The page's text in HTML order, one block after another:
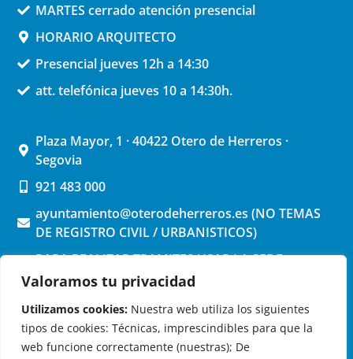
Valoramos tu privacidad
Utilizamos cookies: Nuestra web utiliza los siguientes
tipos de cookies: Técnicas, imprescindibles para que la
web funcione correctamente (nuestras); De
MARTES cerrado atención presencial
HORARIO ARQUITECTO
Presencial jueves 12h a 14:30
att. telefónica jueves 10 a 14:30h.
Plaza Mayor, 1 · 40422 Otero de Herreros ·
Segovia
921 483 000
ayuntamiento@oterodeherreros.es (NO TEMAS
DE REGISTRO CIVIL / URBANISTICOS)
PARA REALIZAR TRAMITES USAR LA SEDE
ELECTRONICA (pinchar aquí)